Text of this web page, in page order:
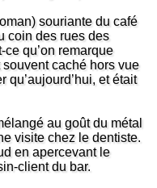
souriante du café
coin des rues des
qu’on remarque
caché hors vue
qu’aujourd’hui, et était
au goût du métal
visite chez le dentiste.
en apercevant le
client du bar.